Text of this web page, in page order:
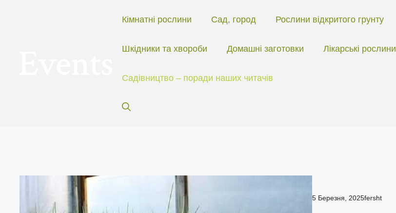
Кімнатні рослини Сад, город Рослини відкритого грунту
Шкідники та хвороби Домашні заготовки Лікарські рослини
Садівництво – поради наших читачів
5 Березня, 2025fersht